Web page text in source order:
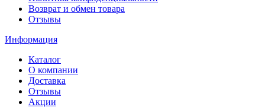
Возврат и обмен товара
Отзывы
Информация
Каталог
О компании
Доставка
Отзывы
Акции